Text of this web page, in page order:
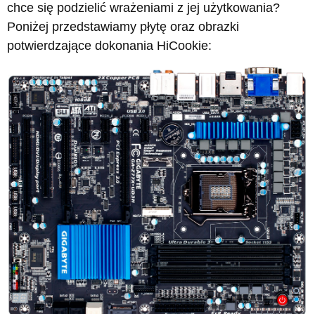
chce się podzielić wrażeniami z jej użytkowania?
Poniżej przedstawiamy płytę oraz obrazki
potwierdzające dokonania HiCookie: